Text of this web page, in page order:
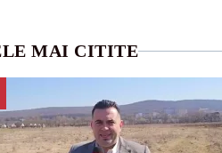
MAI CITITE